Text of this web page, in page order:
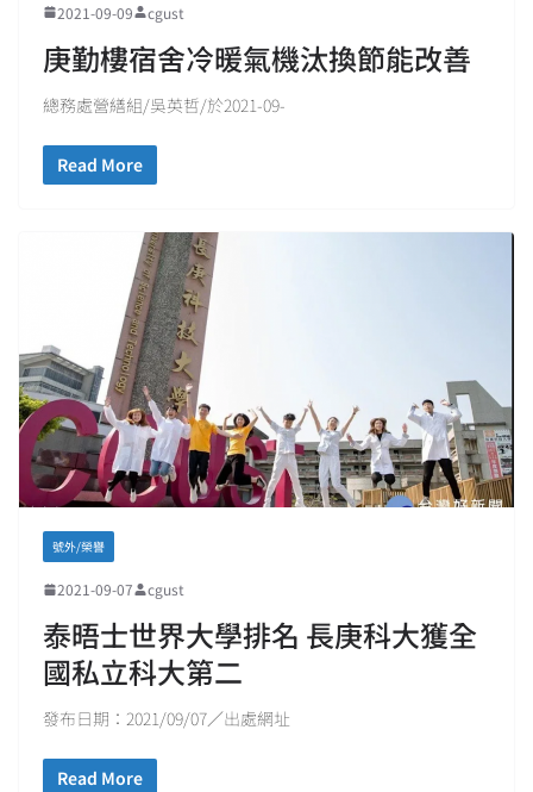
2021-09-09 cgust
庚勤樓宿舍冷暖氣機汰換節能改善
總務處營繕組/吳英哲/於2021-09-
Read More
號外/榮譽
2021-09-07 cgust
泰晤士世界大學排名 長庚科大獲全
國私立科大第二
發布日期：2021/09/07／出處網址
Read More